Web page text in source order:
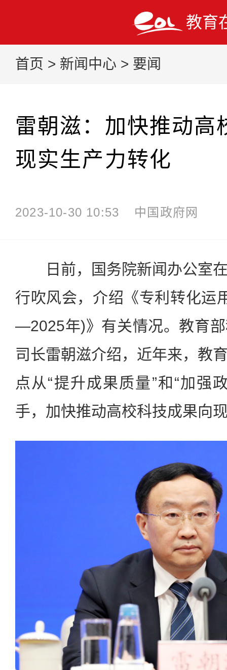
教育
首页 > 新闻中心 > 要闻
雷朝滋：加快推动高
现实生产力转化
2023-10-30 10:53 中国政府网
日前，国务院新闻办公室在
行吹风会，介绍《专利转化运
—2025年)》有关情况。教育
司长雷朝滋介绍，近年来，教
点从“提升成果质量”和“加强
手，加快推动高校科技成果向